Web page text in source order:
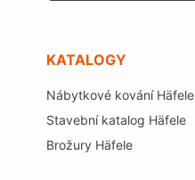
KATALOGY
Nábytkové kování Häfele
Stavební katalog Häfele
Brožury Häfele